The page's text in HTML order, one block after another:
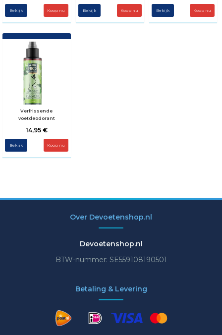
Bekijk Bekijk Bekijk
Verfrissende
voetdeodorant
14,95 €
Bekijk
Over Devoetenshop.nl
Devoetenshop.nl
BTW-nummer: SE559108190501
Betaling & Levering